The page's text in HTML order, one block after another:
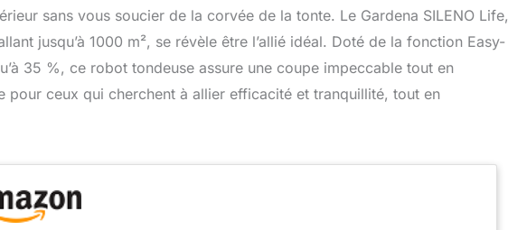
sans vous soucier de la corvée de la tonte. Le Gardena SILENO Life,
jusqu’à 1000 m², se révèle être l’allié idéal. Doté de la fonction Easy-
35 %, ce robot tondeuse assure une coupe impeccable tout en
pour ceux qui cherchent à allier efficacité et tranquillité, tout en